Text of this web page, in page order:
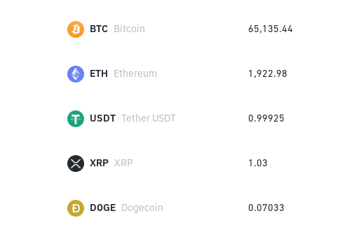
BTC Bitcoin 65,135.44
ETH Ethereum 1,922.98
USDT Tether USDT 0.99925
XRP XRP 1.03
DOGE Dogecoin 0.07033